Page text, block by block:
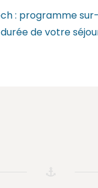
: programme
durée de votre